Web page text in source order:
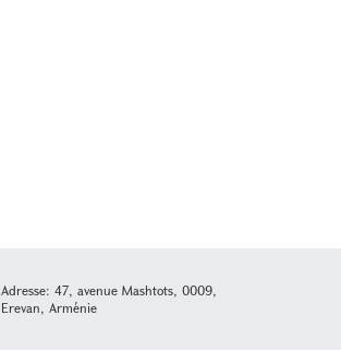
Adresse: 47, avenue Mashtots, 0009,
Erevan, Arménie